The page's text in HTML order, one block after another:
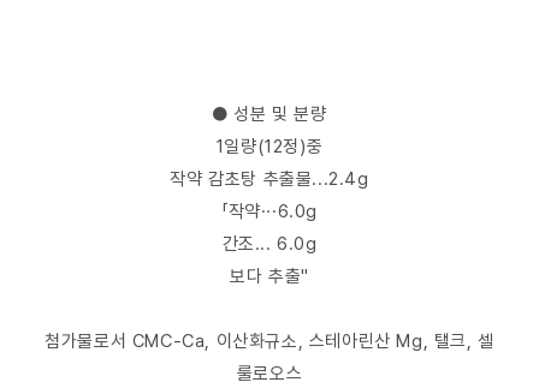
● 성분 및 분량
1일량(12정)중
작약 감초탕 추출물...2.4g
「작약···6.0g
간조... 6.0g
보다 추출"
첨가물로서 CMC-Ca, 이산화규소, 스테아린산 Mg, 탤크, 셀
룰로오스